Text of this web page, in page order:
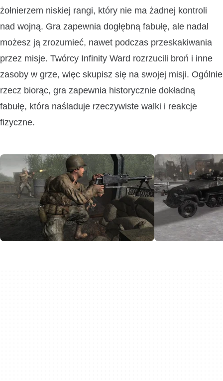
żołnierzem niskiej rangi, który nie ma żadnej kontroli
nad wojną. Gra zapewnia dogłębną fabułę, ale nadal
możesz ją zrozumieć, nawet podczas przeskakiwania
przez misje. Twórcy Infinity Ward rozrzucili broń i inne
zasoby w grze, więc skupisz się na swojej misji. Ogólnie
rzecz biorąc, gra zapewnia historycznie dokładną
fabułę, która naśladuje rzeczywiste walki i reakcje
fizyczne.